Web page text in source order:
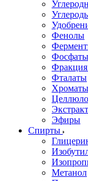
Фенолы
Фосфаты
Фталаты
Хроматы
Эфиры
Спирты
Метанол